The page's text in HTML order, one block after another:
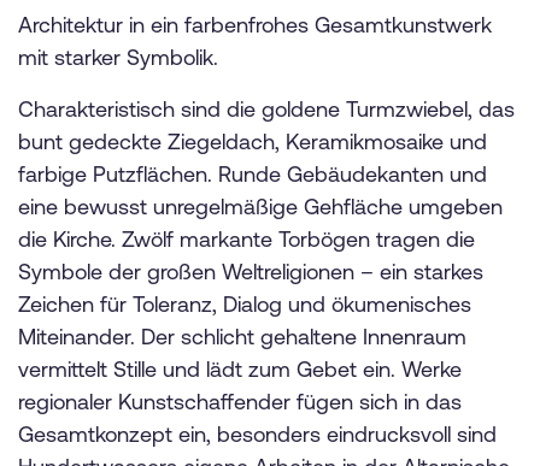
Architektur in ein farbenfrohes Gesamtkunstwerk
mit starker Symbolik.
Charakteristisch sind die goldene Turmzwiebel, das
bunt gedeckte Ziegeldach, Keramikmosaike und
farbige Putzflächen. Runde Gebäudekanten und
eine bewusst unregelmäßige Gehfläche umgeben
die Kirche. Zwölf markante Torbögen tragen die
Symbole der großen Weltreligionen – ein starkes
Zeichen für Toleranz, Dialog und ökumenisches
Miteinander. Der schlicht gehaltene Innenraum
vermittelt Stille und lädt zum Gebet ein. Werke
regionaler Kunstschaffender fügen sich in das
Gesamtkonzept ein, besonders eindrucksvoll sind